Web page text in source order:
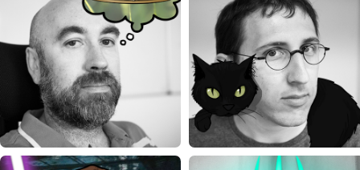
EMMANUEL
Recherche et Développement
JÉRÉMIE
Recherche et Développement